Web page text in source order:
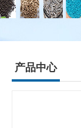
产品中心